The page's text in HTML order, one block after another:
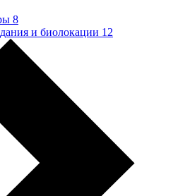
8
и биолокации 12